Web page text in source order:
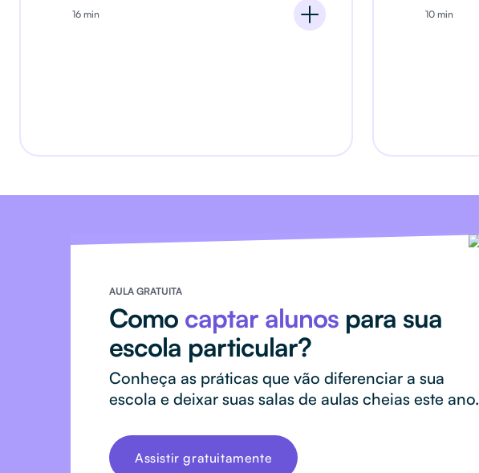
16 min 10 min
AULA GRATUITA
Como captar alunos para sua
escola particular?
Conheça as práticas que vão diferenciar a sua
escola e deixar suas salas de aulas cheias este ano.
Assistir gratuitamente